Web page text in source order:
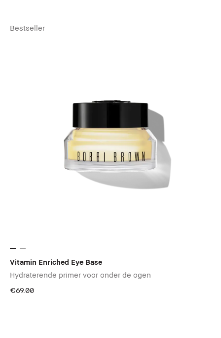
Bestseller
Vitamin Enriched Eye Base
Hydraterende primer voor onder de ogen
€69.00